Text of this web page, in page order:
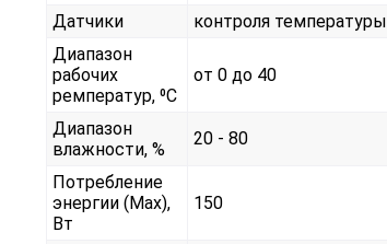
Датчики
контроля температуры
Диапазон
рабочих
ремператур, ⁰С
от 0 до 40
Диапазон
влажности, %
20 - 80
Потребление
энергии (Max),
Вт
150